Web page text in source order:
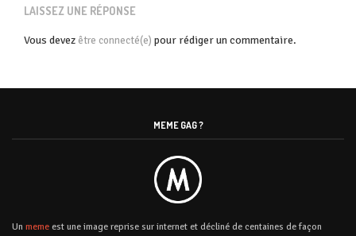
LAISSEZ UNE RÉPONSE
Vous devez être connecté(e) pour rédiger un commentaire.
MEME GAG ?
Un meme est une image reprise sur internet et décliné de centaines de façon